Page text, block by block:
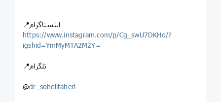
📍اینستاگرام
https://www.instagram.com/p/Cg_swU7DKHo/?
igshid=YmMyMTA2M2Y=
📍تلگرام
@dr_soheiltaheri